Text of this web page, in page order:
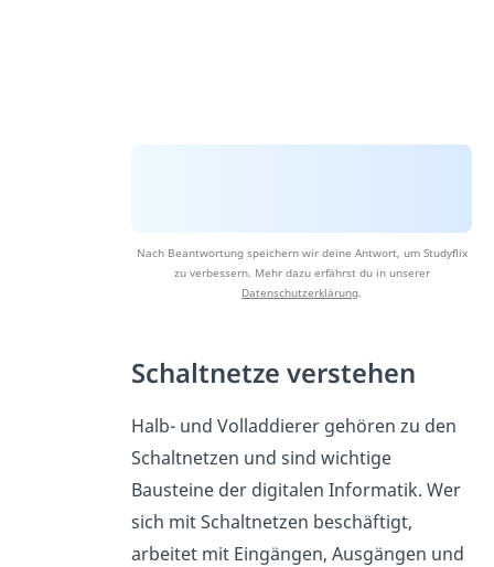
Nach Beantwortung speichern wir deine Antwort, um Studyflix
zu verbessern. Mehr dazu erfährst du in unserer
Datenschutzerklärung
Schaltnetze verstehen
Halb- und Volladdierer gehören zu den
Schaltnetzen und sind wichtige
Bausteine der digitalen Informatik. Wer
sich mit Schaltnetzen beschäftigt,
arbeitet mit Eingängen, Ausgängen und